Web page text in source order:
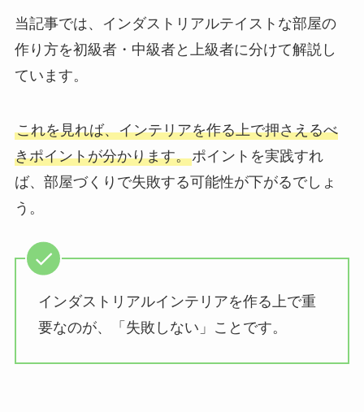
当記事では、インダストリアルテイストな部屋の
作り方を初級者・中級者と上級者に分けて解説し
ています。
これを見れば、インテリアを作る上で押さえるべ
きポイントが分かります。ポイントを実践すれ
ば、部屋づくりで失敗する可能性が下がるでしょ
う。
インダストリアルインテリアを作る上で重
要なのが、「失敗しない」ことです。